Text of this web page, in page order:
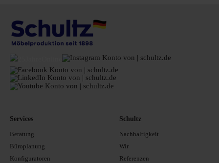
Services
Beratung
Büroplanung
Konfiguratoren
Schultz
Nachhaltigkeit
Wir
Referenzen